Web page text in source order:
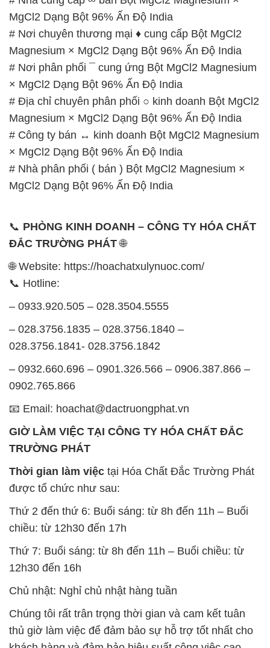
× MgCl2 Dạng Bột 96% Ấn Độ India
# Địa chỉ chuyên phân phối ○ kinh doanh Bột MgCl2
Magnesium × MgCl2 Dạng Bột 96% Ấn Độ India
# Công ty bán ↔ kinh doanh Bột MgCl2 Magnesium
× MgCl2 Dạng Bột 96% Ấn Độ India
# Nhà phân phối ( bán ) Bột MgCl2 Magnesium ×
MgCl2 Dạng Bột 96% Ấn Độ India
📞PHÒNG KINH DOANH – CÔNG TY HÓA CHẤT
ĐẮC TRƯỜNG PHÁT 🌐
🌐 Website: https://hoachatxulynuoc.com/
– 0933.920.505 – 028.3504.5555
028.3756.1841- 028.3756.1842
0902.765.866
📧 Email: hoachat@dactruongphat.vn
TRƯỜNG PHÁT
được tổ chức như sau:
Thứ 2 đến thứ 6: Buổi sáng: từ 8h đến 11h – Buổi
chiều: từ 12h30 đến 17h
Thứ 7: Buổi sáng: từ 8h đến 11h – Buổi chiều: từ
12h30 đến 16h
Chủ nhật: Nghỉ chủ nhật hàng tuần
thủ giờ làm việc để đảm bảo sự hỗ trợ tốt nhất cho
khách hàng và đảm bảo hiệu suất công việc cao
nhất của nhân viên.
BẢN ĐỒ MAP TẠI CÔNG TY HÓA CHẤT ĐẮC
TRƯỜNG PHÁT